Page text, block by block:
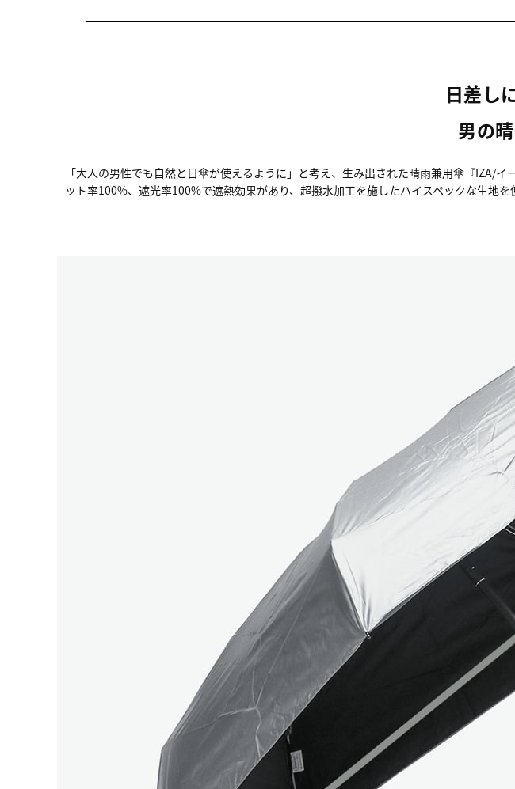
日差し
男の
「大人の男性でも自然と日傘が使えるように」と考え、生み出された晴雨兼用傘『IZA/
ット率100%、遮光率100%で遮熱効果があり、超撥水加工を施したハイスペックな生地